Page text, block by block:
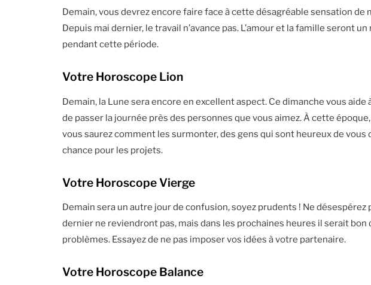
Demain, vous devrez encore faire face à cette désagréable sensation de
Depuis mai dernier, le travail n’avance pas. L’amour et la famille seront
pendant cette période.
Votre Horoscope Lion
Demain, la Lune sera encore en excellent aspect. Ce dimanche vous aide
de passer la journée près des personnes que vous aimez. À cette
vous saurez comment les surmonter, des gens qui sont heureux de vous
chance pour les projets.
Votre Horoscope Vierge
Demain sera un autre jour de confusion, soyez prudents ! Ne désespérez
dernier ne reviendront pas, mais dans les prochaines heures il serait bon
problèmes. Essayez de ne pas imposer vos idées à votre partenaire.
Votre Horoscope Balance